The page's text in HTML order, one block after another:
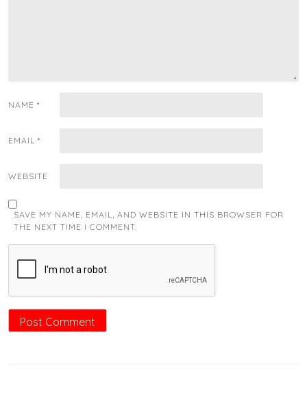
NAME *
EMAIL *
WEBSITE
SAVE MY NAME, EMAIL, AND WEBSITE IN THIS BROWSER FOR
THE NEXT TIME I COMMENT.